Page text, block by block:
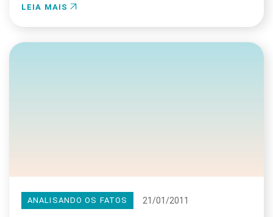
LEIA MAIS
ANALISANDO OS FATOS 21/01/2011